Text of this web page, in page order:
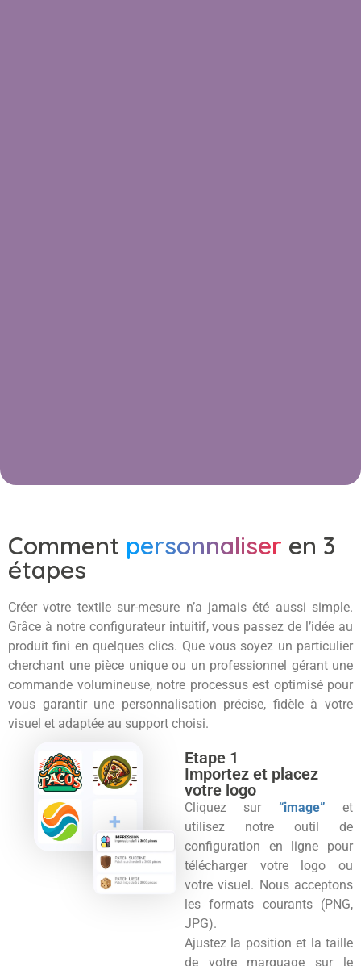
Comment personnaliser en 3
étapes
Créer votre textile sur-mesure n’a jamais été aussi simple.
Grâce à notre configurateur intuitif, vous passez de l’idée au
produit fini en quelques clics. Que vous soyez un particulier
cherchant une pièce unique ou un professionnel gérant une
commande volumineuse, notre processus est optimisé pour
vous garantir une personnalisation précise, fidèle à votre
visuel et adaptée au support choisi.
Etape 1
Importez et placez
votre logo
Cliquez sur “image” et
utilisez notre outil de
configuration en ligne pour
télécharger votre logo ou
votre visuel. Nous acceptons
les formats courants (PNG,
JPG).
Ajustez la position et la taille
de votre marquage sur le